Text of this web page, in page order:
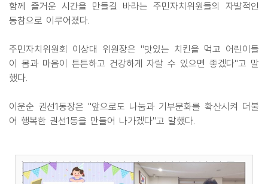
함께 즐거운 시간을 만들길 바라는 주민자치위원들의 자발적인
동참으로 이루어졌다.
주민자치위원회 이상대 위원장은 "맛있는 치킨을 먹고 어린이들
이 몸과 마음이 튼튼하고 건강하게 자랄 수 있으면 좋겠다"고 말
했다.
이운순 권선1동장은 "앞으로도 나눔과 기부문화를 확산시켜 더불
어 행복한 권선1동을 만들어 나가겠다"고 말했다.